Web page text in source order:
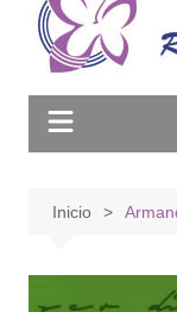
Inicio